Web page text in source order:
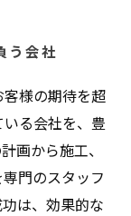
う会社
様の期待を超
る会社を、豊
画から施工、
門のスタッフ
は、効果的な